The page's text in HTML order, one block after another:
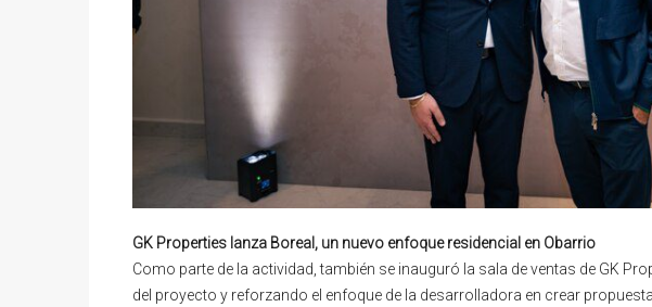
GK Properties lanza Boreal, un nuevo enfoque residencial en Obarrio
Como parte de la actividad, también se inauguró la sala de ventas de GK
del proyecto y reforzando el enfoque de la desarrolladora en crear